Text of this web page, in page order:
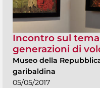
Incontro sul
generazioni di
Museo della
garibaldina
05/05/2017